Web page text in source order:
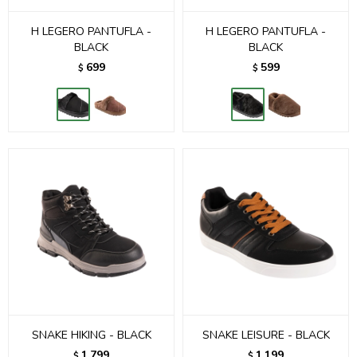
H LEGERO PANTUFLA -
BLACK
$ 699
H LEGERO PANTUFLA -
BLACK
$ 599
SNAKE HIKING - BLACK SNAKE LEISURE - BLACK